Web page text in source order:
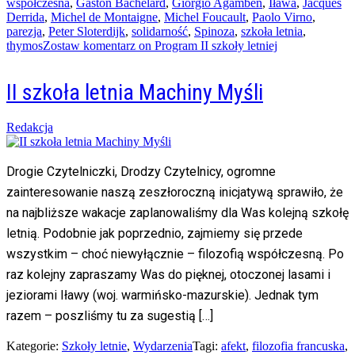
Derrida, Michel de Montaigne, Michel Foucault, Paolo Virno,
parezja, Peter Sloterdijk, solidarność, Spinoza, szkoła letnia,
thymosZostaw komentarz on Program II szkoły letniej
II szkoła letnia Machiny Myśli
Posted
on
Redakcja
Drogie Czytelniczki, Drodzy Czytelnicy, ogromne
zainteresowanie naszą zeszłoroczną inicjatywą sprawiło, że
na najbliższe wakacje zaplanowaliśmy dla Was kolejną szkołę
letnią. Podobnie jak poprzednio, zajmiemy się przede
wszystkim – choć niewyłącznie – filozofią współczesną. Po
raz kolejny zapraszamy Was do pięknej, otoczonej lasami i
jeziorami Iławy (woj. warmińsko-mazurskie). Jednak tym
razem – poszliśmy tu za sugestią […]
Kategorie: Szkoły letnie, WydarzeniaTagi: afekt, filozofia francuska,